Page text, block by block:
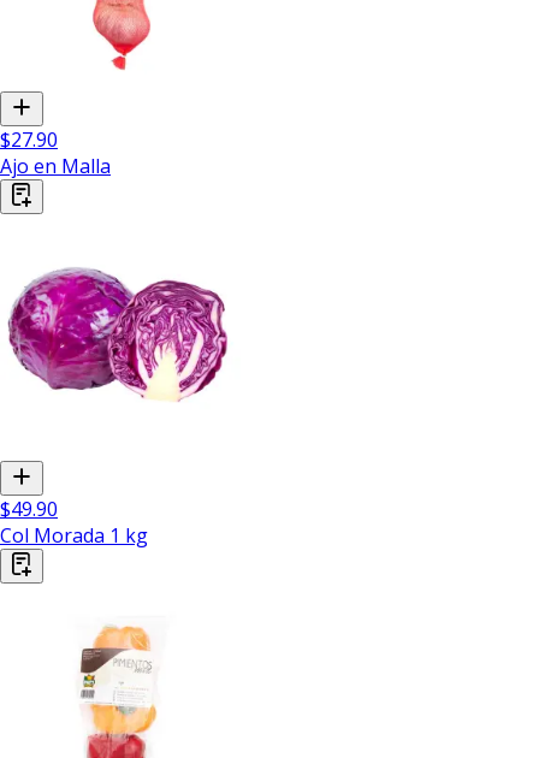
$27.90
Ajo en Malla
$49.90
Col Morada 1 kg